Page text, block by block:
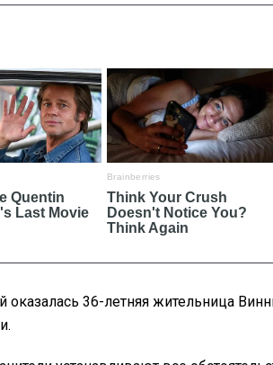
оказалась 36-летняя жительница